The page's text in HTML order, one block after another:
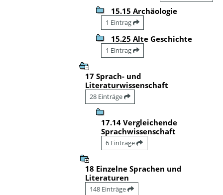
15.15 Archäologie
1 Eintrag
15.25 Alte Geschichte
1 Eintrag
17 Sprach- und
Literaturwissenschaft
28 Einträge
17.14 Vergleichende
Sprachwissenschaft
6 Einträge
18 Einzelne Sprachen und
Literaturen
148 Einträge